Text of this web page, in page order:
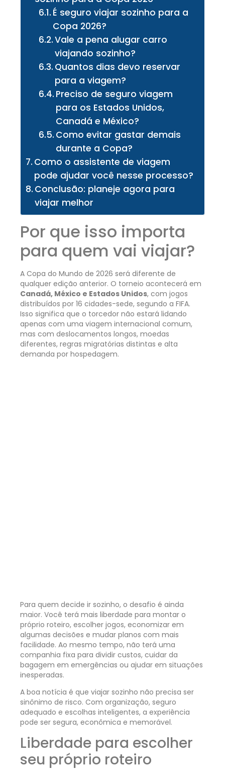
É seguro viajar sozinho para a
Copa 2026?
Vale a pena alugar carro
viajando sozinho?
Quantos dias devo reservar
para a viagem?
Preciso de seguro viagem
para os Estados Unidos,
Canadá e México?
Como evitar gastar demais
durante a Copa?
Como o assistente de viagem
pode ajudar você nesse processo?
Conclusão: planeje agora para
viajar melhor
Por que isso importa
para quem vai viajar?
A Copa do Mundo de 2026 será diferente de
qualquer edição anterior. O torneio acontecerá em
Canadá, México e Estados Unidos, com jogos
distribuídos por 16 cidades-sede, segundo a FIFA.
Isso significa que o torcedor não estará lidando
apenas com uma viagem internacional comum,
mas com deslocamentos longos, moedas
diferentes, regras migratórias distintas e alta
demanda por hospedagem.
Para quem decide ir sozinho, o desafio é ainda
maior. Você terá mais liberdade para montar o
próprio roteiro, escolher jogos, economizar em
algumas decisões e mudar planos com mais
facilidade. Ao mesmo tempo, não terá uma
companhia fixa para dividir custos, cuidar da
bagagem em emergências ou ajudar em situações
inesperadas.
A boa notícia é que viajar sozinho não precisa ser
sinônimo de risco. Com organização, seguro
adequado e escolhas inteligentes, a experiência
pode ser segura, econômica e memorável.
Liberdade para escolher
seu próprio roteiro